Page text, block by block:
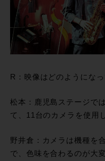
R：映像はどのようにな
松本：鹿児島ステージで
て、11台のカメラを使用
野井倉：カメラは機種を
で、色味を合わるのが大